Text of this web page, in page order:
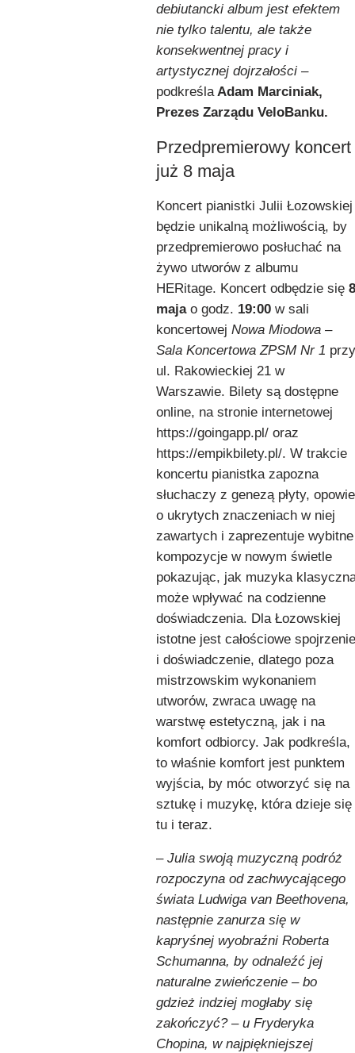
debiutancki album jest efektem
nie tylko talentu, ale także
konsekwentnej pracy i
artystycznej dojrzałości –
podkreślaAdam Marciniak,
Prezes Zarządu VeloBanku.
Przedpremierowy koncert
już 8 maja
Koncert pianistki Julii Łozowskiej
będzie unikalną możliwością, by
przedpremierowo posłuchać na
żywo utworów z albumu
HERitage. Koncert odbędzie się 8
majao godz. 19:00 w sali
koncertowej Nowa Miodowa –
Sala Koncertowa ZPSM Nr 1 przy
ul. Rakowieckiej 21 w
Warszawie. Bilety są dostępne
online, na stronie internetowej
https://goingapp.pl/ oraz
https://empikbilety.pl/. W trakcie
koncertu pianistka zapozna
słuchaczy z genezą płyty, opowie
o ukrytych znaczeniach w niej
zawartych i zaprezentuje wybitne
kompozycje w nowym świetle
pokazując, jak muzyka
może wpływać na codzienne
doświadczenia. Dla Łozowskiej
istotne jest całościowe spojrzenie
i doświadczenie, dlatego poza
mistrzowskim wykonaniem
utworów, zwraca uwagę na
warstwę estetyczną, jak i na
komfort odbiorcy. Jak podkreśla,
to właśnie komfort jest punktem
wyjścia, by móc otworzyć się na
sztukę i muzykę, która dzieje się
tu i teraz.
– Julia swoją muzyczną podróż
rozpoczyna od zachwycającego
świata Ludwiga van Beethovena,
następnie zanurza się w
kapryśnej wyobraźni Roberta
Schumanna, by odnaleźć jej
naturalne zwieńczenie – bo
gdzież indziej mogłaby się
zakończyć? – u Fryderyka
Chopina, w najpiękniejszej